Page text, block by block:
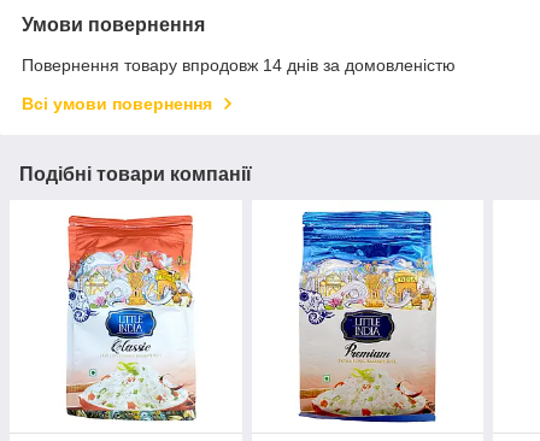
Умови повернення
Повернення товару впродовж 14 днів за домовленістю
Всі умови повернення
Подібні товари компанії